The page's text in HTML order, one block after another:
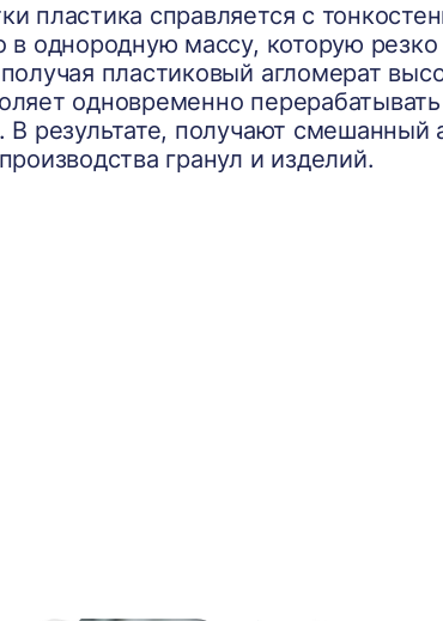
пластика справляется с
в однородную массу, которую
пластиковый агломерат
одновременно
результате, получают смешанный
гранул и изделий.